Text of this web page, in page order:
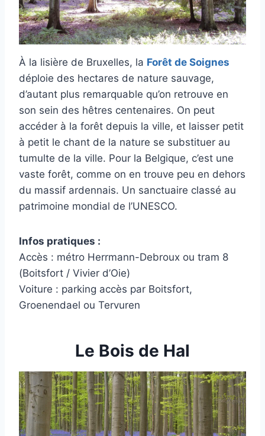
À la lisière de Bruxelles, la Forêt de Soignes
déploie des hectares de nature sauvage,
d’autant plus remarquable qu’on retrouve en
son sein des hêtres centenaires. On peut
accéder à la forêt depuis la ville, et laisser petit
à petit le chant de la nature se substituer au
tumulte de la ville. Pour la Belgique, c’est une
vaste forêt, comme on en trouve peu en dehors
du massif ardennais. Un sanctuaire classé au
patrimoine mondial de l’UNESCO.
Infos pratiques :
Accès : métro Herrmann-Debroux ou tram 8
(Boitsfort / Vivier d’Oie)
Voiture : parking accès par Boitsfort,
Groenendael ou Tervuren
Le Bois de Hal